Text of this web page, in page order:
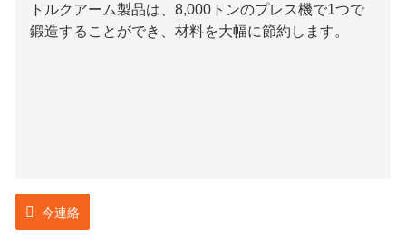
トルクアーム製品は、8,000トンのプレス機で1つで
鍛造することができ、材料を大幅に節約します。
今連絡